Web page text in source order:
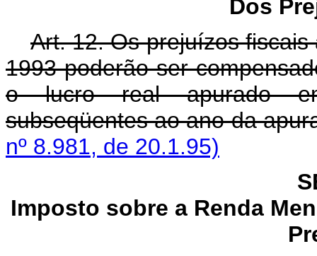
Dos
Art. 12. Os prejuízos
1993 poderão ser
o lucro real apurado
subseqüentes ao ano da
nº 8.981, de 20.1.95)
Imposto sobre a Renda